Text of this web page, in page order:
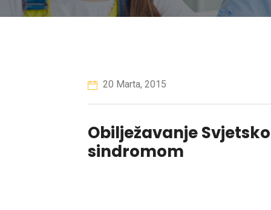
20 Marta, 2015
Obilježavanje
sindromom